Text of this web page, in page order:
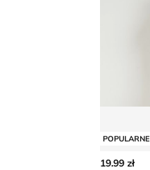
POPULARNE
19.99 zł